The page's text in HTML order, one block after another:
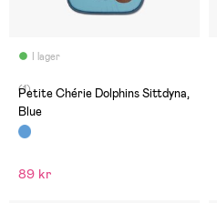
I lager
(1)
Petite Chérie Dolphins Sittdyna,
Blue
89 kr